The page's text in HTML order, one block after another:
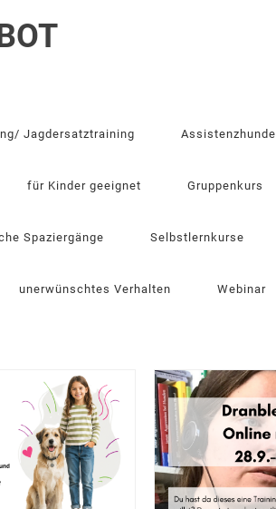
Jagdersatztraining Assistenzhunde
für Kinder geeignet Gruppenkurs
Spaziergänge Selbstlernkurse
unerwünschtes Verhalten Webinar